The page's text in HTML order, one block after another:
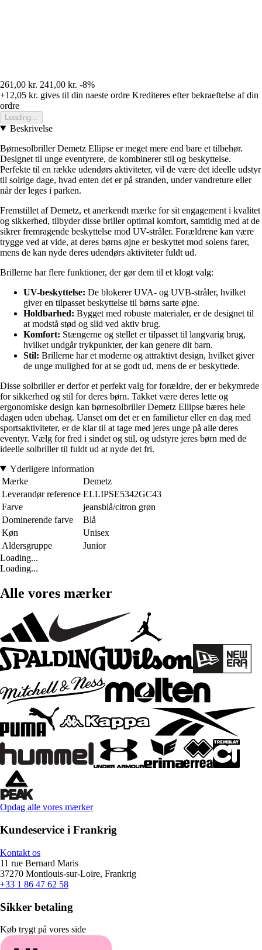
261,00 kr. 241,00 kr. -8%
+12,05 kr. gives til din naeste ordre Krediteres efter bekraeftelse af din
ordre
Loading...
Beskrivelse
Børnesolbriller Demetz Ellipse er meget mere end bare et tilbehør.
Designet til unge eventyrere, de kombinerer stil og beskyttelse.
Perfekte til en række udendørs aktiviteter, vil de være det ideelle udstyr
til solrige dage, hvad enten det er på stranden, under vandreture eller
når der leges i parken.
Fremstillet af Demetz, et anerkendt mærke for sit engagement i kvalitet
og sikkerhed, tilbyder disse briller optimal komfort, samtidig med at de
sikrer fremragende beskyttelse mod UV-stråler. Forældrene kan være
trygge ved at vide, at deres børns øjne er beskyttet mod solens farer,
mens de kan nyde deres udendørs aktiviteter fuldt ud.
Brillerne har flere funktioner, der gør dem til et klogt valg:
UV-beskyttelse: De blokerer UVA- og UVB-stråler, hvilket
giver en tilpasset beskyttelse til børns sarte øjne.
Holdbarhed: Bygget med robuste materialer, er de designet til
at modstå stød og slid ved aktiv brug.
Komfort: Stængerne og stellet er tilpasset til langvarig brug,
hvilket undgår trykpunkter, der kan genere dit barn.
Stil: Brillerne har et moderne og attraktivt design, hvilket giver
de unge mulighed for at se godt ud, mens de er beskyttede.
Disse solbriller er derfor et perfekt valg for forældre, der er bekymrede
for sikkerhed og stil for deres børn. Takket være deres lette og
ergonomiske design kan børnesolbriller Demetz Ellipse bæres hele
dagen uden ubehag. Uanset om det er en familietur eller en dag med
sportsaktiviteter, er de klar til at tage med jeres unge på alle deres
eventyr. Vælg for fred i sindet og stil, og udstyre jeres børn med de
ideelle solbriller til fuldt ud at nyde det fri.
Yderligere information
Mærke
Demetz
Leverandør reference ELLIPSE5342GC43
Farve
jeansblå/citron grøn
Dominerende farve
Blå
Køn
Unisex
Aldersgruppe
Junior
Loading...
Loading...
Alle vores mærker
Opdag alle vores mærker
Kundeservice i Frankrig
Kontakt os
11 rue Bernard Maris
37270 Montlouis-sur-Loire, Frankrig
+33 1 86 47 62 58
Sikker betaling
Køb trygt på vores side